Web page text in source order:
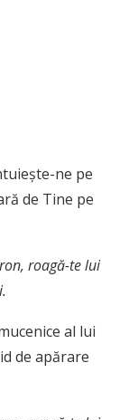
ne pe
de Tine pe
roagă-te lui
al lui
de apărare